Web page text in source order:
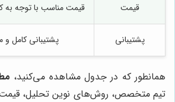
قیمت قیمت مناسب با توجه به
پشتیبانی پشتیبانی کامل و
همانطور که در جدول مشاهده می‌کنید،
تیم متخصص، روش‌های نوین تحلیل،